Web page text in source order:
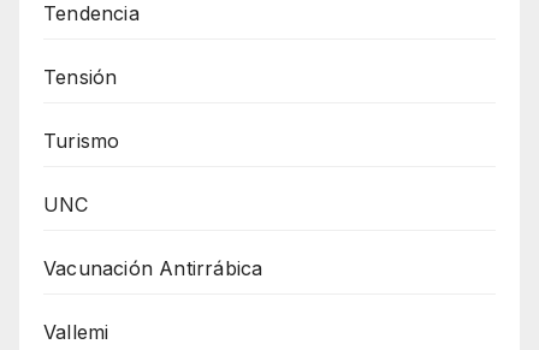
Tendencia
Tensión
Turismo
UNC
Vacunación Antirrábica
Vallemi